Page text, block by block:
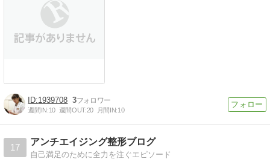
1939708 3
週間IN:10 週間OUT:20 月間IN:10
17
アンチエイジング整形ブログ
自己満足のために全力を注ぐエピソード